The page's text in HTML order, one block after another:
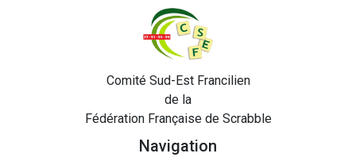
Comité Sud-Est Francilien
de la
Fédération Française de Scrabble
Navigation